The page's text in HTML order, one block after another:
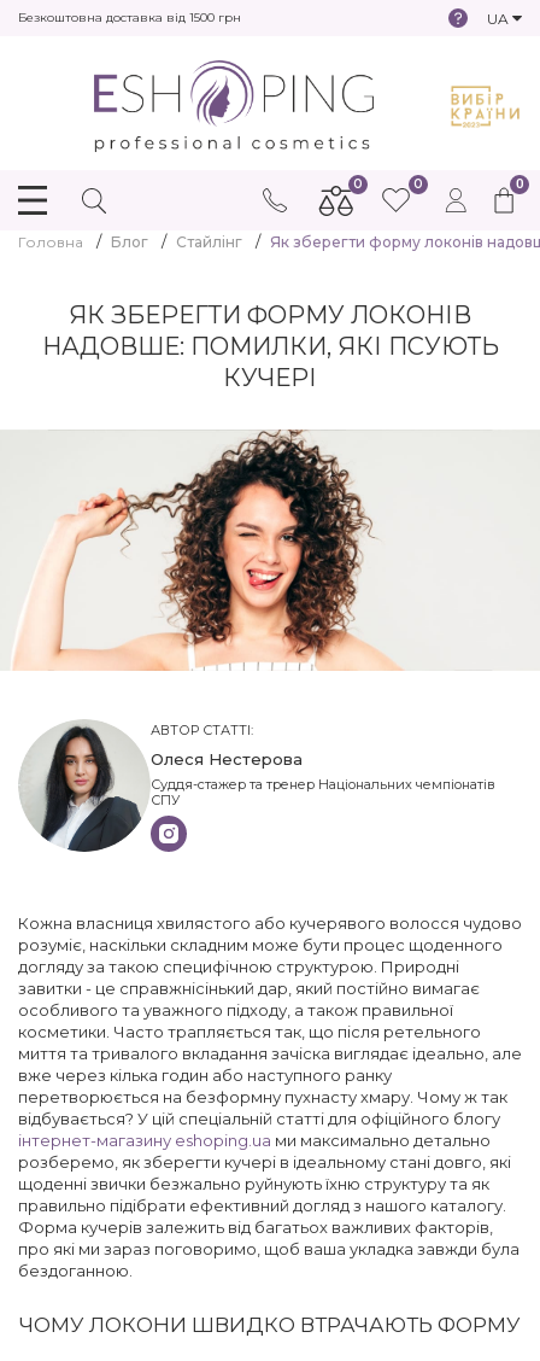
Безкоштовна доставка від 1500 грн UA
0
0 0
Головна Блог Стайлінг Як зберегти форму локонів
ЯК ЗБЕРЕГТИ ФОРМУ ЛОКОНІВ
НАДОВШЕ: ПОМИЛКИ, ЯКІ ПСУЮТЬ
КУЧЕРІ
АВТОР СТАТТІ:
Олеся Нестерова
Суддя-стажер та тренер Національних чемпіонатів
СПУ
Кожна власниця хвилястого або кучерявого волосся чудово
розуміє, наскільки складним може бути процес щоденного
догляду за такою специфічною структурою. Природні
завитки - це справжнісінький дар, який постійно вимагає
особливого та уважного підходу, а також правильної
косметики. Часто трапляється так, що після ретельного
миття та тривалого вкладання зачіска виглядає ідеально, але
вже через кілька годин або наступного ранку
перетворюється на безформну пухнасту хмару. Чому ж так
відбувається? У цій спеціальній статті для офіційного блогу
інтернет-магазину eshoping.ua ми максимально детально
розберемо, як зберегти кучері в ідеальному стані довго, які
щоденні звички безжально руйнують їхню структуру та як
правильно підібрати ефективний догляд з нашого каталогу.
Форма кучерів залежить від багатьох важливих факторів,
про які ми зараз поговоримо, щоб ваша укладка завжди була
бездоганною.
ЧОМУ ЛОКОНИ ШВИДКО ВТРАЧАЮТЬ ФОРМУ